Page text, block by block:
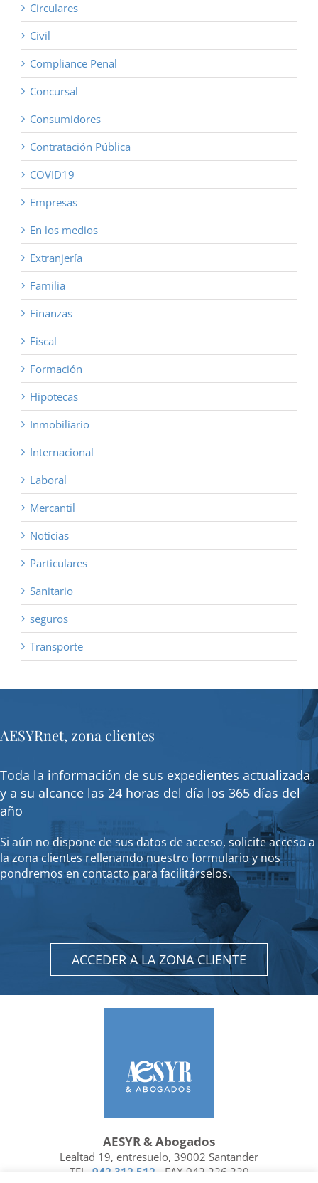
Circulares
Civil
Compliance Penal
Concursal
Consumidores
Contratación Pública
COVID19
Empresas
En los medios
Extranjería
Familia
Finanzas
Fiscal
Formación
Hipotecas
Inmobiliario
Internacional
Laboral
Mercantil
Noticias
Particulares
Sanitario
seguros
Transporte
AESYRnet, zona clientes
Toda la información de sus expedientes actualizada
y a su alcance las 24 horas del día los 365 días del
año
Si aún no dispone de sus datos de acceso, solicite acceso a
la zona clientes rellenando nuestro formulario y nos
pondremos en contacto para facilitárselos.
ACCEDER A LA ZONA CLIENTE
AESYR & Abogados
Lealtad 19, entresuelo, 39002 Santander
TEL. 942 312 512 - FAX 942 226 329